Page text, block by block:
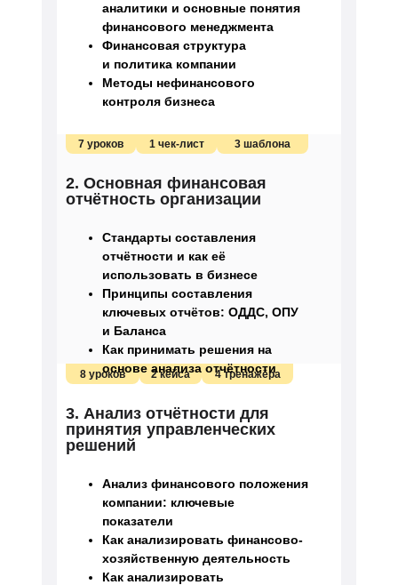
3. Анализ отчётности для
принятия управленческих
решений
Анализ финансового положения
компании: ключевые
показатели
Как анализировать финансово-
хозяйственную деятельность
Как анализировать
8 уроков 2 кейса 4 тренажёра
2. Основная финансовая
отчётность организации
Стандарты составления
отчётности и как её
использовать в бизнесе
Принципы составления
ключевых отчётов: ОДДС, ОПУ
и Баланса
Как принимать решения на
основе анализа отчётности
7 уроков 1 чек-лист 3 шаблона
аналитики и основные понятия
финансового менеджмента
Финансовая структура
и политика компании
Методы нефинансового
контроля бизнеса